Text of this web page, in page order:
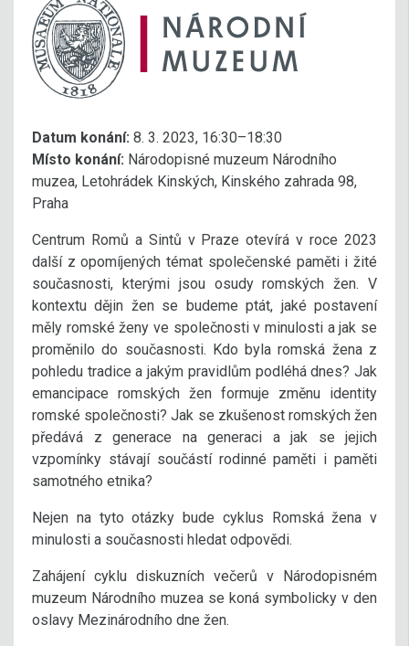
Datum konání: 8. 3. 2023, 16:30–18:30
Místo konání: Národopisné muzeum Národního
muzea, Letohrádek Kinských, Kinského zahrada 98,
Praha
Centrum Romů a Sintů v Praze otevírá v roce 2023
další z opomíjených témat společenské paměti i žité
současnosti, kterými jsou osudy romských žen. V
kontextu dějin žen se budeme ptát, jaké postavení
měly romské ženy ve společnosti v minulosti a jak se
proměnilo do současnosti. Kdo byla romská žena z
pohledu tradice a jakým pravidlům podléhá dnes? Jak
emancipace romských žen formuje změnu identity
romské společnosti? Jak se zkušenost romských žen
předává z generace na generaci a jak se jejich
vzpomínky stávají součástí rodinné paměti i paměti
samotného etnika?
Nejen na tyto otázky bude cyklus Romská žena v
minulosti a současnosti hledat odpovědi.
Zahájení cyklu diskuzních večerů v Národopisném
muzeum Národního muzea se koná symbolicky v den
oslavy Mezinárodního dne žen.